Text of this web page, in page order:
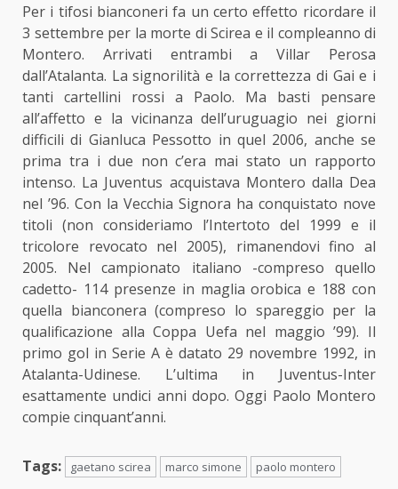
Per i tifosi bianconeri fa un certo effetto ricordare il
3 settembre per la morte di Scirea e il compleanno di
Montero. Arrivati entrambi a Villar Perosa
dall’Atalanta. La signorilità e la correttezza di Gai e i
tanti cartellini rossi a Paolo. Ma basti pensare
all’affetto e la vicinanza dell’uruguagio nei giorni
difficili di Gianluca Pessotto in quel 2006, anche se
prima tra i due non c’era mai stato un rapporto
intenso. La Juventus acquistava Montero dalla Dea
nel ’96. Con la Vecchia Signora ha conquistato nove
titoli (non consideriamo l’Intertoto del 1999 e il
tricolore revocato nel 2005), rimanendovi fino al
2005. Nel campionato italiano -compreso quello
cadetto- 114 presenze in maglia orobica e 188 con
quella bianconera (compreso lo spareggio per la
qualificazione alla Coppa Uefa nel maggio ’99). Il
primo gol in Serie A è datato 29 novembre 1992, in
Atalanta-Udinese. L’ultima in Juventus-Inter
esattamente undici anni dopo. Oggi Paolo Montero
compie cinquant’anni.
Tags: gaetano scirea marco simone paolo montero